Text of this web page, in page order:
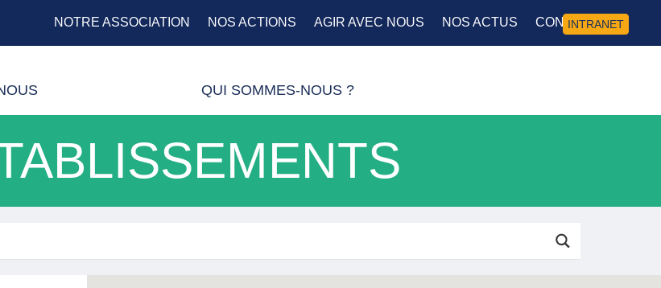
INTRANET
NOTRE ASSOCIATION NOS ACTIONS AGIR AVEC NOUS NOS ACTUS CONTACT
QUI SOMMES-NOUS ?